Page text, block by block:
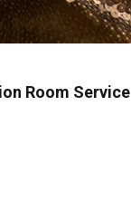
Room Service